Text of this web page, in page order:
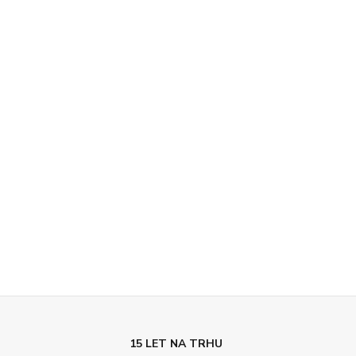
15 LET NA TRHU